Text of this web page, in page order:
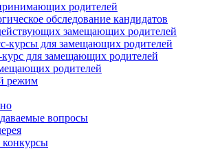
родителей
обследование кандидатов
замещающих родителей
курсы для замещающих родителей
для замещающих родителей
родителей
режим
вопросы
конкурсы